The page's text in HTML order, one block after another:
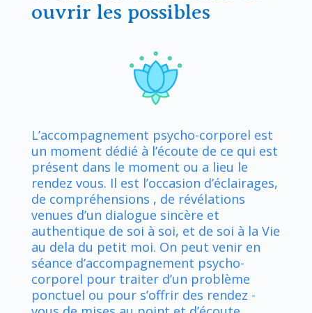
ouvrir les possibles
L’accompagnement psycho-corporel est
un moment dédié à l’écoute de ce qui est
présent dans le moment ou a lieu le
rendez vous. Il est l’occasion d’éclairages,
de compréhensions , de révélations
venues d’un dialogue sincère et
authentique de soi à soi, et de soi à la Vie
au dela du petit moi. On peut venir en
séance d’accompagnement psycho-
corporel pour traiter d’un problème
ponctuel ou pour s’offrir des rendez -